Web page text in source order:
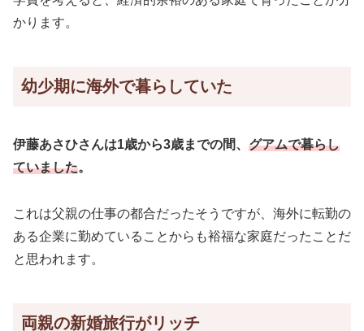
かります。
幼少期に海外で暮らしていた
伊藤あさひさんは1歳から3歳までの間、 グアムで暮らし
ていました。
これは父親の仕事の都合だったそうですが、海外に転勤の
ある企業に勤めていることからも裕福な家庭だったことだ
と思われます。
両親の新婚旅行がリッチ